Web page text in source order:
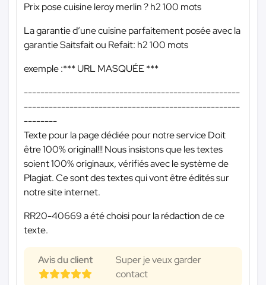
Prix pose cuisine leroy merlin ? h2 100 mots
La garantie d’une cuisine parfaitement posée avec la
garantie Saitsfait ou Refait: h2 100 mots
exemple :*** URL MASQUÉE ***
----------------------------------------------------
----------------------------------------------------
--------
Texte pour la page dédiée pour notre service Doit
être 100% original!!! Nous insistons que les textes
soient 100% originaux, vérifiés avec le système de
Plagiat. Ce sont des textes qui vont être édités sur
notre site internet.
RR20-40669 a été choisi pour la rédaction de ce
texte.
Avis du client
Super je veux garder
contact